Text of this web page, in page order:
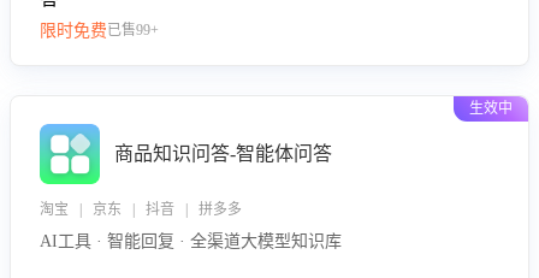
限时免费已售99+
生效中
商品知识问答-智能体问答
淘宝 | 京东 | 抖音 | 拼多多
AI工具 · 智能回复 · 全渠道大模型知识库